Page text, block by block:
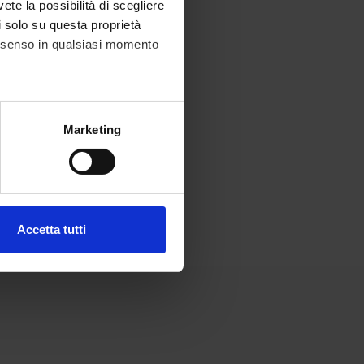
la possibilità di scegliere
su questa proprietà
in qualsiasi momento
metro,Marketing
Accetta tutti